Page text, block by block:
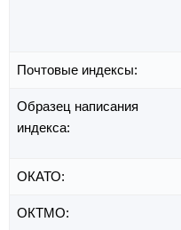
Почтовые индексы:
Образец написания
индекса:
ОКАТО:
ОКТМО: